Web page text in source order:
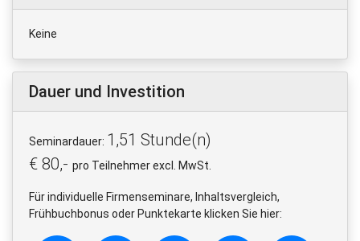
Keine
Dauer und Investition
Seminardauer: 1,51 Stunde(n)
€ 80,- pro Teilnehmer excl. MwSt.
Für individuelle Firmenseminare, Inhaltsvergleich,
Frühbuchbonus oder Punktekarte klicken Sie hier: